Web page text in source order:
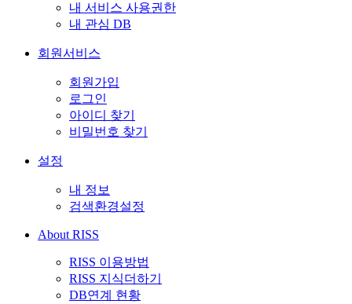
내 서비스 사용권한
내 관심 DB
회원서비스
회원가입
로그인
아이디 찾기
비밀번호 찾기
설정
내 정보
검색환경설정
About RISS
RISS 이용방법
RISS 지식더하기
DB연계 현황